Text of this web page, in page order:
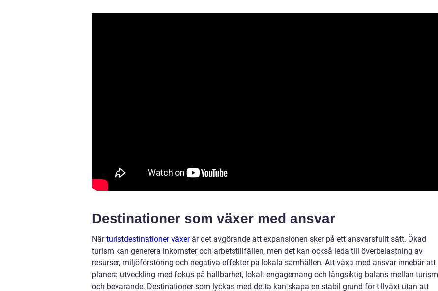
Destinationer som växer med ansvar
Närturistdestinationer växerär det avgörande att expansionen sker på ett ansvarsfullt sätt. Ökad
turism kan generera inkomster och arbetstillfällen, men det kan också leda till överbelastning av
resurser, miljöförstöring och negativa effekter på lokala samhällen. Att växa med ansvar innebär att
planera utveckling med fokus på hållbarhet, lokalt engagemang och långsiktig balans mellan turism
och bevarande. Destinationer som lyckas med detta kan skapa en stabil grund för tillväxt utan att